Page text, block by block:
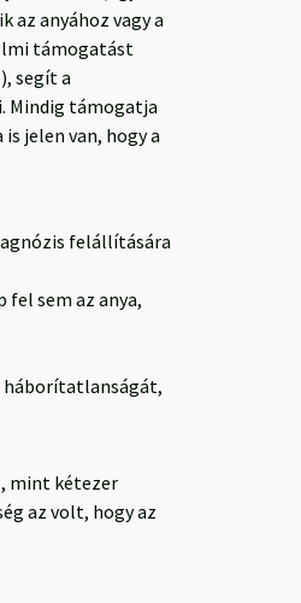
az anyához vagy a
támogatást
segít a
Mindig támogatja
jelen van, hogy a
felállítására
fel sem az anya,
háborítatlanságát,
mint kétezer
az volt, hogy az